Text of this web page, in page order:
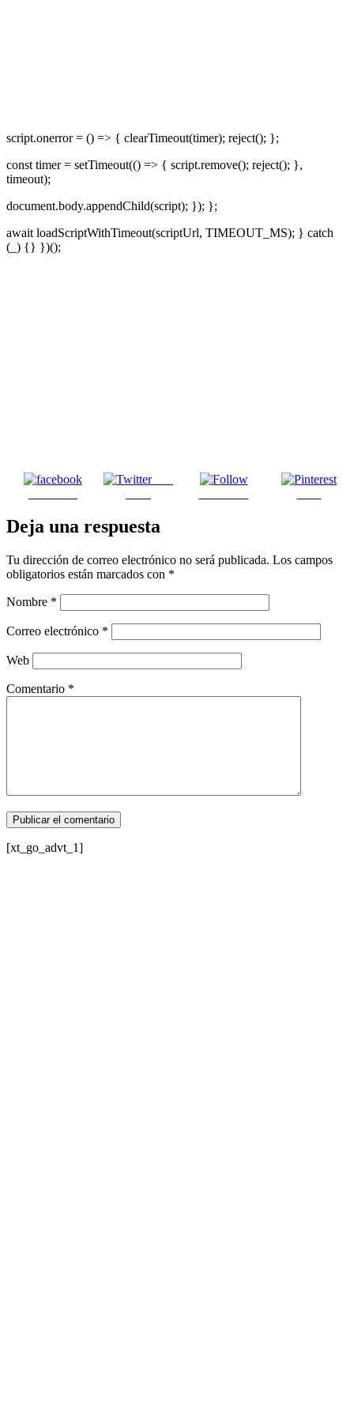
script.onerror = () => { clearTimeout(timer); reject(); };
const timer = setTimeout(() => { script.remove(); reject(); },
timeout);
document.body.appendChild(script); }); };
await loadScriptWithTimeout(scriptUrl, TIMEOUT_MS); } catch
(_) {} })();
Post
Deja una respuesta
Tu dirección de correo electrónico no será publicada. Los campos
obligatorios están marcados con *
Nombre *
Correo electrónico *
Web
Comentario *
[xt_go_advt_1]